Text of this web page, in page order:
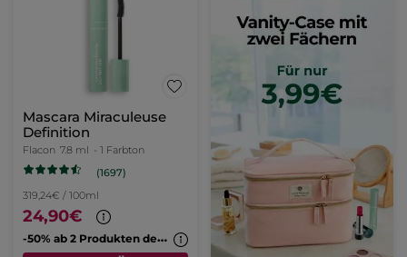
Mascara Miraculeuse
Definition
Flacon 7.8 ml - 1 Farbton
(1697)
319,24€ / 100ml
24,90€
-
50% ab 2 Produkten deiner Wahl